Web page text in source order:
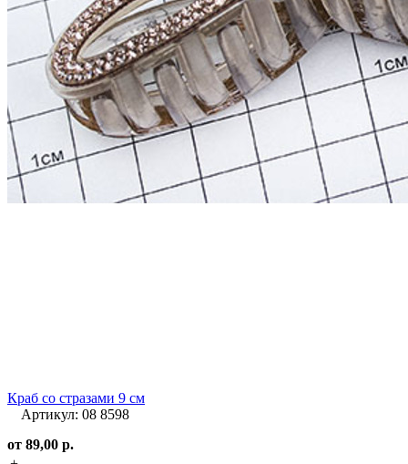
Краб со стразами 9 см
Артикул: 08 8598
от 89,00 р.